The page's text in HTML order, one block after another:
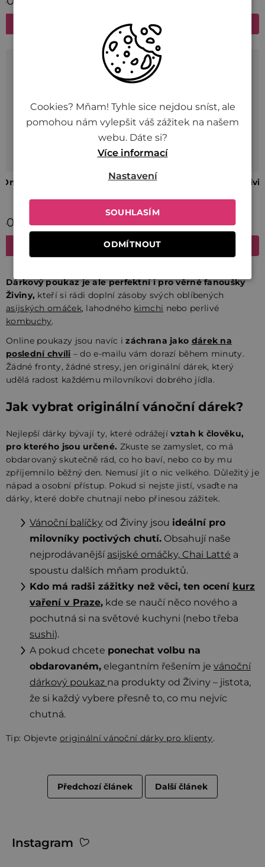
Dárkový poukaz je ale perfektní i pro věrné fanoušky
Živiny, kteří si rádi doplní zásoby svých oblíbených
asijských omáček, lahodného kimchi nebo perlivé
kombuchy.
Online poukazy jsou navíc izáchrana jako dárek na
poslední chvíli – do e-mailu vám dorazí během minuty.
Žádné fronty, žádné stresy, jen originální dárek, který
udělá radost každému milovníkovi dobrého jídla.
Jak vybrat originální vánoční dárek?
Nejlepší dárky bývají ty, které odrážejívztah k člověku,
pro kterého jsou určené. Zkuste se zamyslet, co má
obdarovaný skutečně rád, co ho baví, nebo co by mu
zpříjemnilo běžný den. Nemusí jít o nic velkého. Důležitý je
nápad a osobní přístup. Pokud si nejste jistí, vsaďte na
dárky, které dobře chutnají nebo přinesou zážitek.
Vánoční balíčky od Živiny jsou ideální pro
milovníky poctivých chutí. Obsahují naše
nejprodávanější asijské omáčky, Chai Latté a
spoustu dalších mňam produktů.
Kdo má radši zážitky než věci, ten ocení kurz
vaření v Praze, kde se naučí něco nového a
pochutná si na světové kuchyni (nebo třeba
sushi).
A pokud chcete ponechat volbu na
obdarovaném, elegantním řešením je vánoční
dárkový poukaz na produkty od Živiny – jistota,
že si každý vybere přesně to, co mu nejvíc
chutná.
Tip: Objevte originální vánoční dárky pro klienty.
Předchozí článek Další článek
Instagram
Cookies? Mňam! Tyhle sice nejdou sníst, ale
pomohou nám vylepšit váš zážitek na našem
webu. Dáte si?
Více informací
SOUHLASÍM
ODMÍTNOUT
Nastavení